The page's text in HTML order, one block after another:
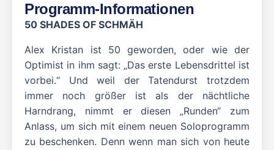
Programm-Informationen
50 SHADES OF SCHMÄH
Alex Kristan ist 50 geworden, oder wie der
Optimist in ihm sagt: „Das erste Lebensdrittel ist
vorbei.“ Und weil der Tatendurst trotzdem
immer noch größer ist als der nächtliche
Harndrang, nimmt er diesen „Runden“ zum
Anlass, um sich mit einem neuen Soloprogramm
zu beschenken. Denn wenn man sich von heute